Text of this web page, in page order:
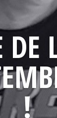
DE
!